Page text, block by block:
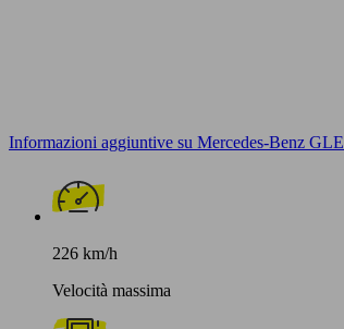
Informazioni aggiuntive su Mercedes-Benz GLE
226 km/h
Velocità massima